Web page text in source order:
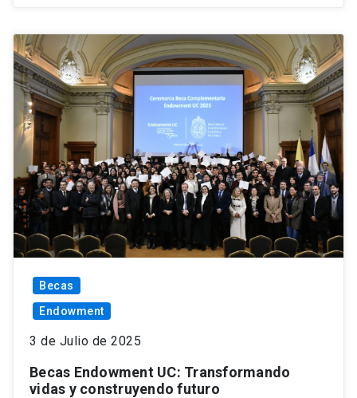
Becas
Endowment
3 de Julio de 2025
Becas Endowment UC: Transformando
vidas y construyendo futuro